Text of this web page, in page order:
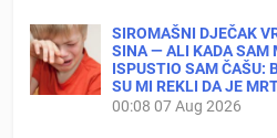
SIROMAŠNI DJEČAK
SINA — ALI KADA SAM
ISPUSTIO SAM ČAŠU:
SU MI REKLI DA JE
00:08 07 Aug 2026